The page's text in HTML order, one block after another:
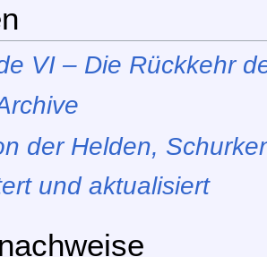
VI – Die Rückkehr
der Helden,
und aktualisiert